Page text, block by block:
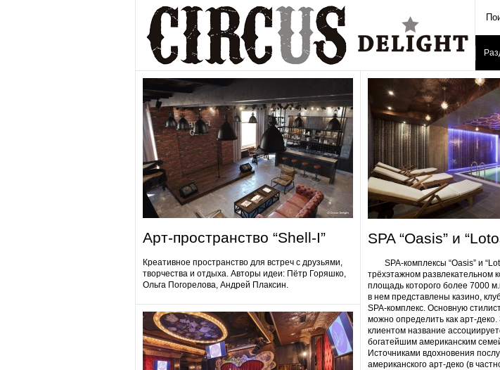
Арт-пространство “Shell-I”
Креативное пространство для встреч с друзьями,
творчества и отдыха. Авторы идеи: Пётр Горяшко,
Ольга Погорелова, Андрей Плаксин.
SPA “Oasis” и
SPA-комплексы “Oasis” и
трёхэтажном развлекательном
площадь которого более 7000
в нем представлены казино,
SPA-комплекс. Основную
можно определить как арт-
клиентом название
богатейшим американским
Источниками вдохновения
американского арт-деко (в